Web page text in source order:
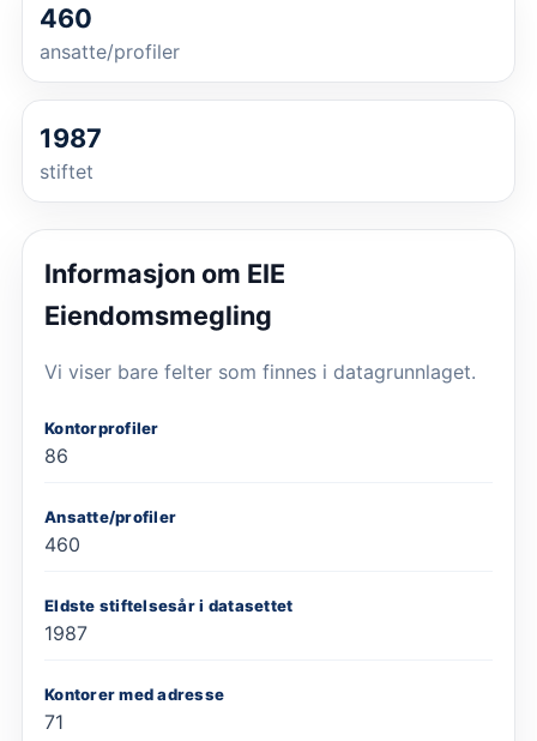
460
ansatte/profiler
1987
stiftet
Informasjon om EIE
Eiendomsmegling
Vi viser bare felter som finnes i datagrunnlaget.
Kontorprofiler
86
Ansatte/profiler
460
Eldste stiftelsesår i datasettet
1987
Kontorer med adresse
71